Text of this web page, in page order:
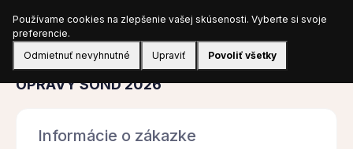
Prihlásiť sa
Obstarávanie
OPRAVY SOND 2026
Informácie o zákazke
Používame cookies na zlepšenie vašej skúsenosti. Vyberte si svoje
preferencie.
Odmietnuť nevyhnutné
Upraviť Povoliť všetky